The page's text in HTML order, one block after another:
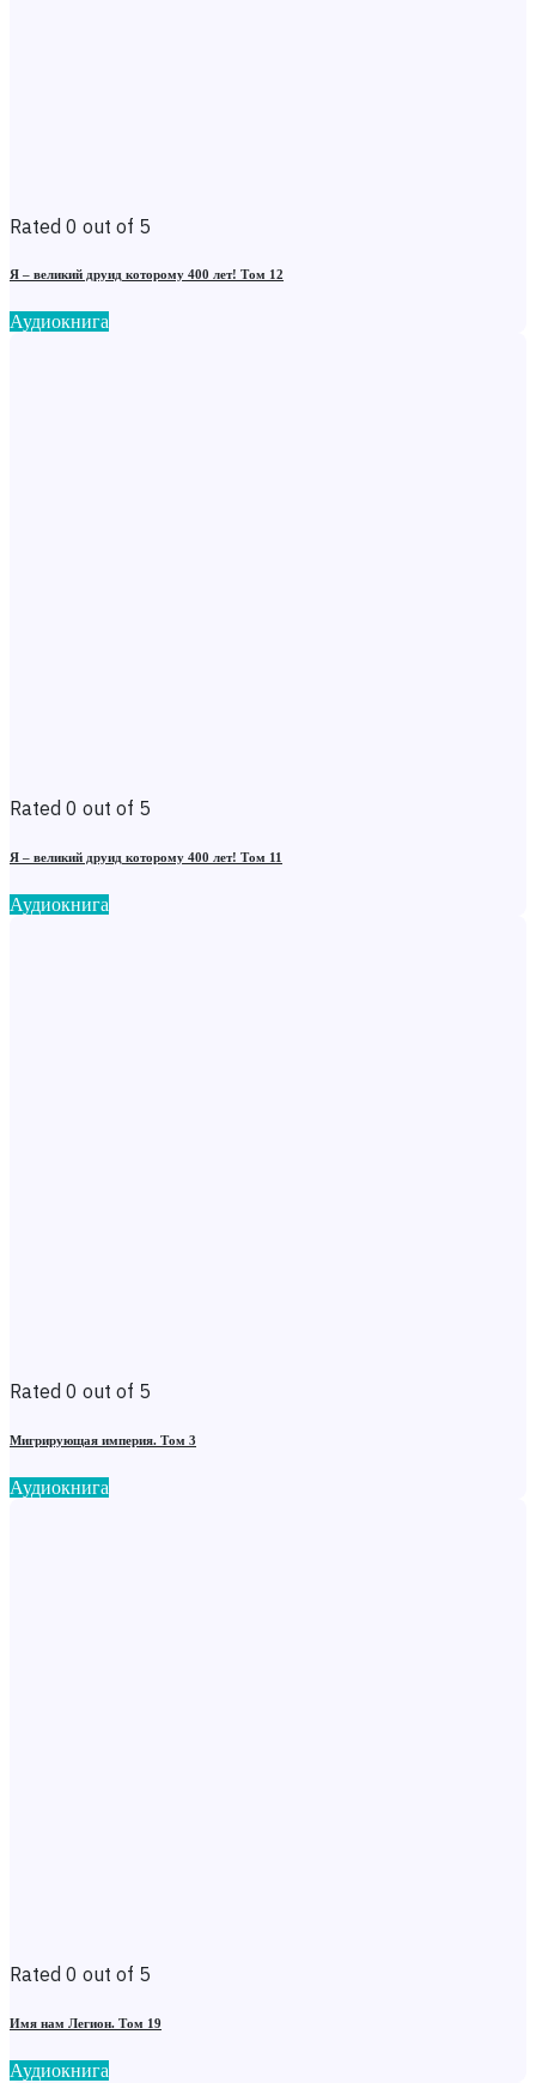
Rated 0 out of 5
Я – великий друид которому 400 лет! Том 12
Аудиокнига
Rated 0 out of 5
Я – великий друид которому 400 лет! Том 11
Аудиокнига
Rated 0 out of 5
Мигрирующая империя. Том 3
Аудиокнига
Rated 0 out of 5
Имя нам Легион. Том 19
Аудиокнига